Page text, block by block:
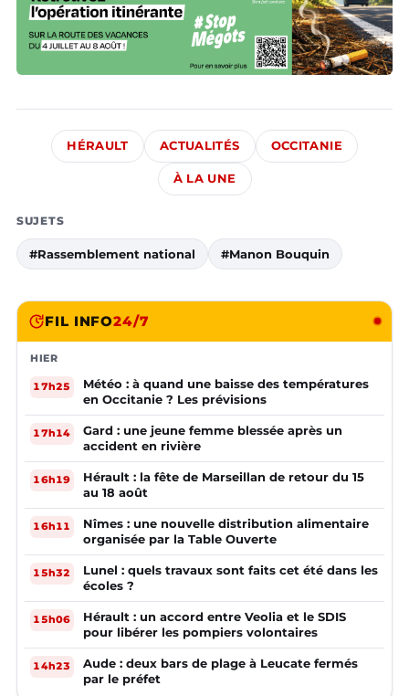
HÉRAULT ACTUALITÉS OCCITANIE
À LA UNE
SUJETS
#Rassemblement national #Manon Bouquin
FIL INFO24/7
HIER
17h25
Météo : à quand une baisse des températures
en Occitanie ? Les prévisions
17h14
Gard : une jeune femme blessée après un
accident en rivière
16h19
Hérault : la fête de Marseillan de retour du 15
au 18 août
16h11
Nîmes : une nouvelle distribution alimentaire
organisée par la Table Ouverte
15h32
Lunel : quels travaux sont faits cet été dans les
écoles ?
15h06
Hérault : un accord entre Veolia et le SDIS
pour libérer les pompiers volontaires
14h23
Aude : deux bars de plage à Leucate fermés
par le préfet